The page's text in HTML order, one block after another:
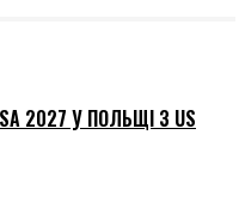
2027 У ПОЛЬЩІ З US